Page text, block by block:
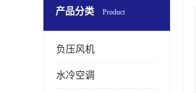
产品分类 Product
负压风机
水冷空调